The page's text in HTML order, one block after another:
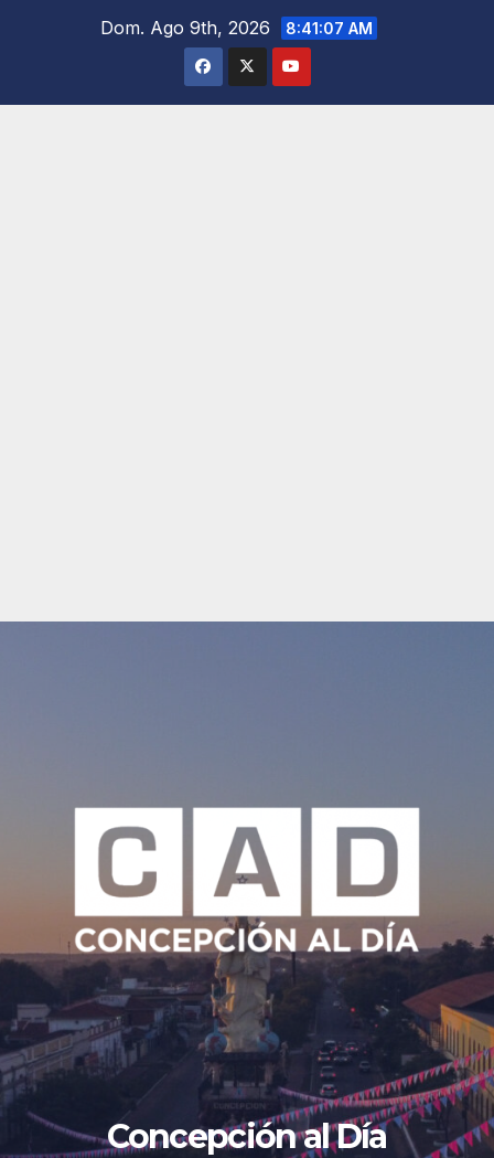
Dom. Ago 9th, 2026 8:41:08 AM
Concepción al Día